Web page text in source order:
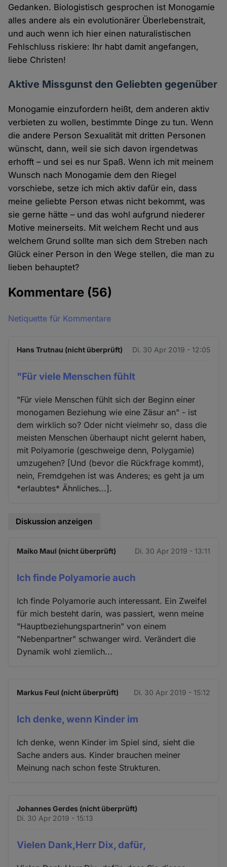
Gedanken. Biologistisch gesprochen ist Monogamie
alles andere als ein evolutionärer Überlebenstrait,
und auch wenn ich hier einen naturalistischen
Fehlschluss riskiere: Ihr habt damit angefangen,
liebe Christen!
Aktive Missgunst den Geliebten gegenüber
Monogamie einzufordern heißt, dem anderen aktiv
verbieten zu wollen, bestimmte Dinge zu tun. Wenn
die andere Person Sexualität mit dritten Personen
wünscht, dann, weil sie sich davon irgendetwas
erhofft – und sei es nur Spaß. Wenn ich mit meinem
Wunsch nach Monogamie dem den Riegel
vorschiebe, setze ich mich aktiv dafür ein, dass
meine geliebte Person etwas nicht bekommt, was
sie gerne hätte – und das wohl aufgrund niederer
Motive meinerseits. Mit welchem Recht und aus
welchem Grund sollte man sich dem Streben nach
Glück einer Person in den Wege stellen, die man zu
lieben behauptet?
Kommentare (56)
Netiquette für Kommentare
Hans Trutnau (nicht überprüft) Di. 30 Apr 2019 - 12:05
"Für viele Menschen fühlt
"Für viele Menschen fühlt sich der Beginn einer
monogamen Beziehung wie eine Zäsur an" - ist
dem wirklich so? Oder nicht vielmehr so, dass die
meisten Menschen überhaupt nicht gelernt haben,
mit Polyamorie (geschweige denn, Polygamie)
umzugehen? [Und (bevor die Rückfrage kommt),
nein, Fremdgehen ist was Anderes; es geht ja um
*erlaubtes* Ähnliches...].
Diskussion anzeigen
Maiko Maul (nicht überprüft) Di. 30 Apr 2019 - 13:11
Ich finde Polyamorie auch
Ich finde Polyamorie auch interessant. Ein Zweifel
für mich besteht darin, was passiert, wenn meine
"Hauptbeziehungspartnerin" von einem
"Nebenpartner" schwanger wird. Verändert die
Dynamik wohl ziemlich...
Markus Feul (nicht überprüft) Di. 30 Apr 2019 - 15:12
Ich denke, wenn Kinder im
Ich denke, wenn Kinder im Spiel sind, sieht die
Sache anders aus. Kinder brauchen meiner
Meinung nach schon feste Strukturen.
Johannes Gerdes (nicht überprüft)
Di. 30 Apr 2019 - 15:13
Vielen Dank,Herr Dix, dafür,